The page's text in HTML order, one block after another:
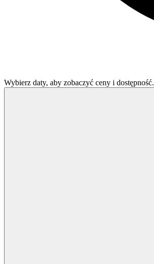
Wybierz daty, aby zobaczyć ceny i dostępność.